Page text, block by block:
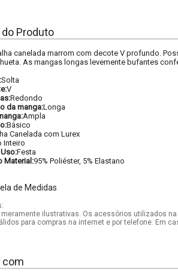
Produto
canelada marrom com decote V profundo.
As mangas longas levemente bufantes
Solta
V
Redondo
da manga:Longa
Ampla
Básico
Canelada com Lurex
Inteiro
Festa
Material:95% Poliéster, 5% Elastano
de Medidas
meramente ilustrativas. Os acessórios utilizados
para compras na internet e por telefone. Em
com